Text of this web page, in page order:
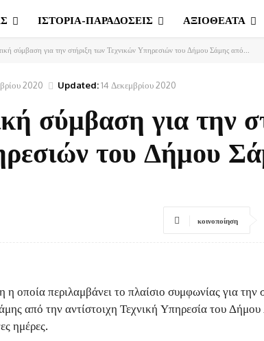
ΙΣΤΟΡΙΑ-ΠΑΡΑΔΟΣΕΙΣ ΑΞΙΟΘΕΑΤΑ
σύμβαση για την στήριξη των Τεχνικών Υπηρεσιών του Δήμου Σάμης από...
2020 Updated:14 Δεκεμβρίου 2020
σύμβαση για την
του Δήμου
κοινοποίηση
οποία περιλαμβάνει το πλαίσιο συμφωνίας για την
από την αντίστοιχη Τεχνική Υπηρεσία του Δήμου
ημέρες.